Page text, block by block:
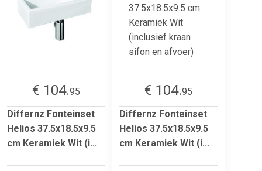
€ 104.95
Differnz Fonteinset
Helios 37.5x18.5x9.5
cm Keramiek Wit (i...
€ 104.95
Differnz Fonteinset
Helios 37.5x18.5x9.5
cm Keramiek Wit (i...